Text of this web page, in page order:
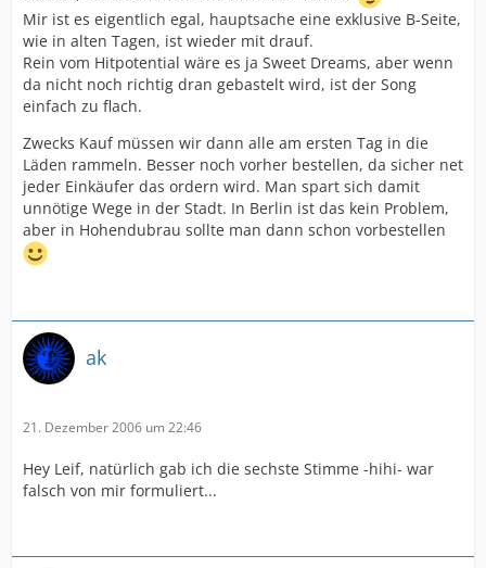
Mir ist es eigentlich egal, hauptsache eine exklusive B-Seite,
wie in alten Tagen, ist wieder mit drauf.
Rein vom Hitpotential wäre es ja Sweet Dreams, aber wenn
da nicht noch richtig dran gebastelt wird, ist der Song
einfach zu flach.
Zwecks Kauf müssen wir dann alle am ersten Tag in die
Läden rammeln. Besser noch vorher bestellen, da sicher net
jeder Einkäufer das ordern wird. Man spart sich damit
unnötige Wege in der Stadt. In Berlin ist das kein Problem,
aber in Hohendubrau sollte man dann schon vorbestellen
ak
21. Dezember 2006 um 22:46
Hey Leif, natürlich gab ich die sechste Stimme -hihi- war
falsch von mir formuliert...